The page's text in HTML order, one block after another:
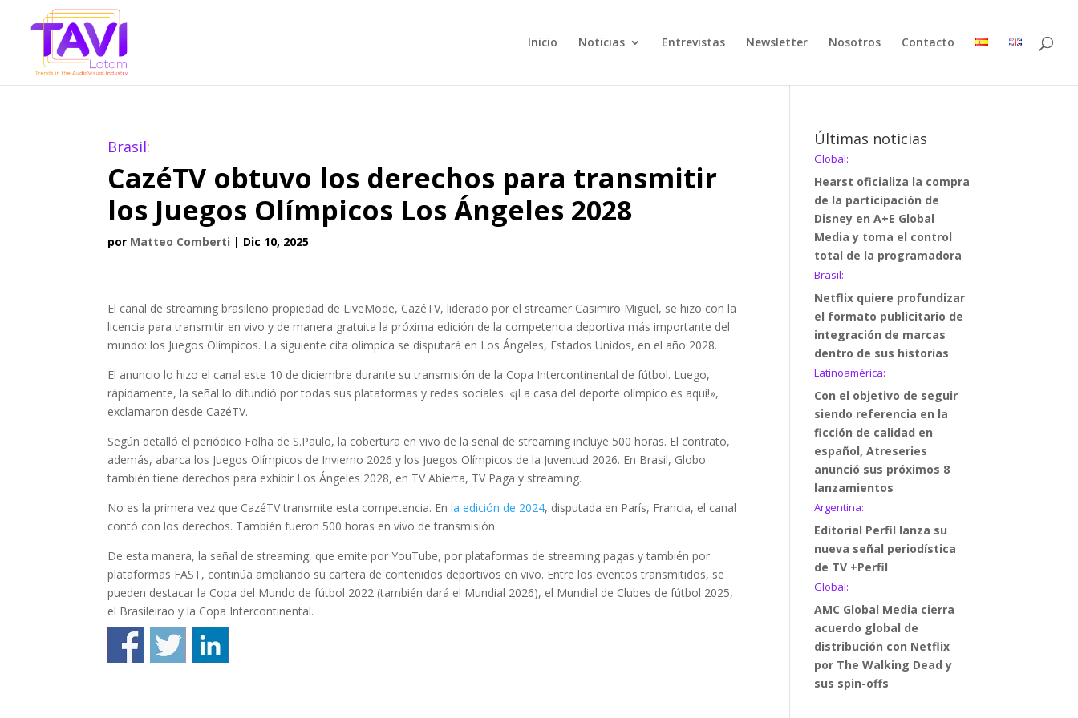
Inicio Noticias Entrevistas Newsletter Nosotros Contacto
Brasil:
CazéTV obtuvo los derechos para transmitir
los Juegos Olímpicos Los Ángeles 2028
por Matteo Comberti | Dic 10, 2025
El canal de streaming brasileño propiedad de LiveMode, CazéTV, liderado por el streamer Casimiro Miguel, se hizo con la
licencia para transmitir en vivo y de manera gratuita la próxima edición de la competencia deportiva más importante del
mundo: los Juegos Olímpicos. La siguiente cita olímpica se disputará en Los Ángeles, Estados Unidos, en el año 2028.
El anuncio lo hizo el canal este 10 de diciembre durante su transmisión de la Copa Intercontinental de fútbol. Luego,
rápidamente, la señal lo difundió por todas sus plataformas y redes sociales. «¡La casa del deporte olímpico es aquí!»,
exclamaron desde CazéTV.
Según detalló el periódico Folha de S.Paulo, la cobertura en vivo de la señal de streaming incluye 500 horas. El contrato,
además, abarca los Juegos Olímpicos de Invierno 2026 y los Juegos Olímpicos de la Juventud 2026. En Brasil, Globo
también tiene derechos para exhibir Los Ángeles 2028, en TV Abierta, TV Paga y streaming.
No es la primera vez que CazéTV transmite esta competencia. Enla edición de 2024, disputada en París, Francia, el canal
contó con los derechos. También fueron 500 horas en vivo de transmisión.
De esta manera, la señal de streaming, que emite por YouTube, por plataformas de streaming pagas y también por
plataformas FAST, continúa ampliando su cartera de contenidos deportivos en vivo. Entre los eventos transmitidos, se
pueden destacar la Copa del Mundo de fútbol 2022 (también dará el Mundial 2026), el Mundial de Clubes de fútbol 2025,
el Brasileirao y la Copa Intercontinental.
Últimas noticias
Global:
Hearst oficializa la compra
de la participación de
Disney en A+E Global
Media y toma el control
total de la programadora
Brasil:
Netflix quiere profundizar
el formato publicitario de
integración de marcas
dentro de sus historias
Latinoamérica:
Con el objetivo de seguir
siendo referencia en la
ficción de calidad en
español, Atreseries
anunció sus próximos 8
lanzamientos
Argentina:
Editorial Perfil lanza su
nueva señal periodística
de TV +Perfil
Global:
AMC Global Media cierra
acuerdo global de
distribución con Netflix
por The Walking Dead y
sus spin-offs